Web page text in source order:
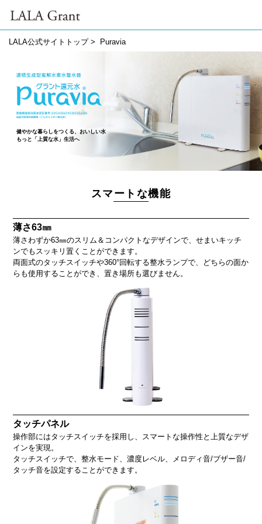
LALA公式サイトトップ> Puravia
健やかな暮らしをつくる、おいしい水
もっと「上質な水」生活へ
スマートな機能
薄さ63㎜
薄さわずか63㎜のスリム＆コンパクトなデザインで、せまいキッチ
ンでもスッキリ置くことができます。
両面式のタッチスイッチや360°回転する整水ランプで、どちらの面か
らも使用することができ、置き場所も選びません。
タッチパネル
操作部にはタッチスイッチを採用し、スマートな操作性と上質なデザ
インを実現。
タッチスイッチで、整水モード、濃度レベル、メロディ音/ブザー音/
タッチ音を設定することができます。